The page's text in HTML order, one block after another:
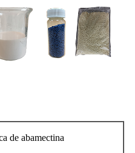
de abamectina